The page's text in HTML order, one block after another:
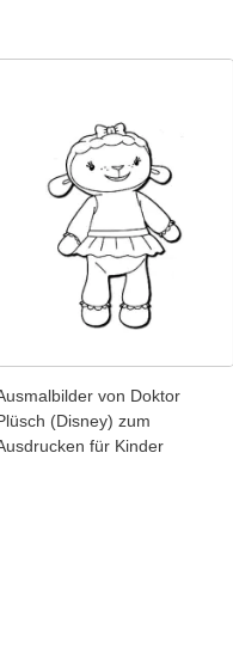
von Doktor
(Disney) zum
für Kinder